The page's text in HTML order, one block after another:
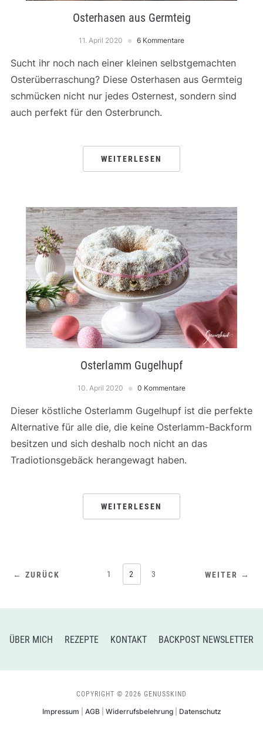
Osterhasen aus Germteig
11. April 2020 6 Kommentare
Sucht ihr noch nach einer kleinen selbstgemachten
Osterüberraschung? Diese Osterhasen aus Germteig
schmücken nicht nur jedes Osternest, sondern sind
auch perfekt für den Osterbrunch.
WEITERLESEN
Osterlamm Gugelhupf
10. April 2020 0 Kommentare
Dieser köstliche Osterlamm Gugelhupf ist die perfekte
Alternative für alle die, die keine Osterlamm-Backform
besitzen und sich deshalb noch nicht an das
Tradiotionsgebäck herangewagt haben.
WEITERLESEN
← ZURÜCK 1 2 3 WEITER →
ÜBER MICH REZEPTE KONTAKT BACKPOST NEWSLETTER
COPYRIGHT © 2026 GENUSSKIND
Impressum AGB| Widerrufsbelehrung| Datenschutz